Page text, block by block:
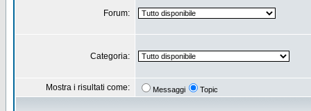
Forum:
Categoria:
Mostra i risultati come: Messaggi Topic